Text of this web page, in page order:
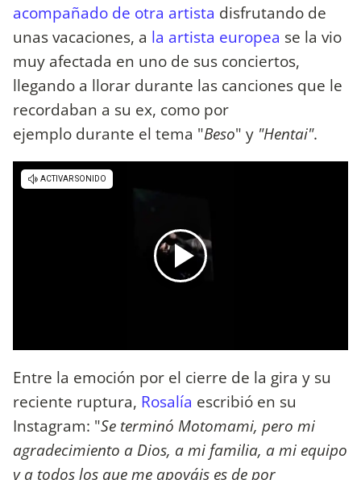
acompañado de otra artista disfrutando de
unas vacaciones, a la artista europea se la vio
muy afectada en uno de sus conciertos,
llegando a llorar durante las canciones que le
recordaban a su ex, como por
ejemplo durante el tema "Beso" y "Hentai".
Entre la emoción por el cierre de la gira y su
reciente ruptura, Rosalía escribió en su
Instagram: "Se terminó Motomami, pero mi
agradecimiento a Dios, a mi familia, a mi equipo
y a todos los que me apoyáis es de por